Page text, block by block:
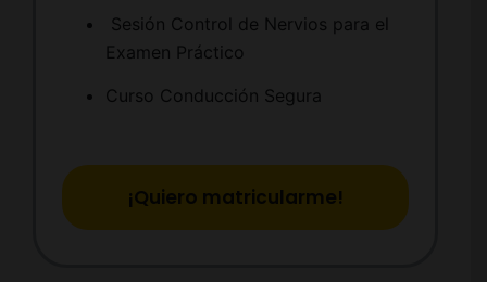
Sesión Control de Nervios para el
Examen Práctico
Curso Conducción Segura
¡Quiero matricularme!